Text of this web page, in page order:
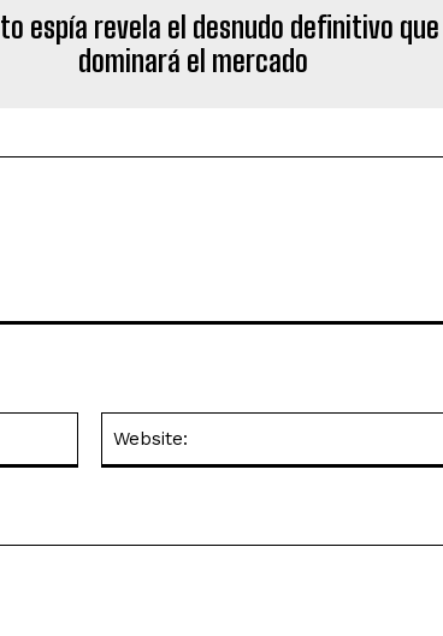
espía revela el desnudo definitivo que
dominará el mercado